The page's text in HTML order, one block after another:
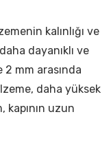
kalınlığı ve
dayanıklı ve
mm arasında
daha yüksek
uzun